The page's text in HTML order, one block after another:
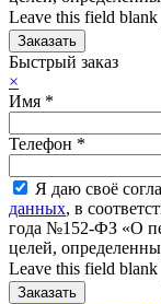
Leave this field blank
Быстрый заказ
×
Имя *
Телефон *
Я даю своё
данных, в
года №152-ФЗ «О
целей,
Leave this field blank